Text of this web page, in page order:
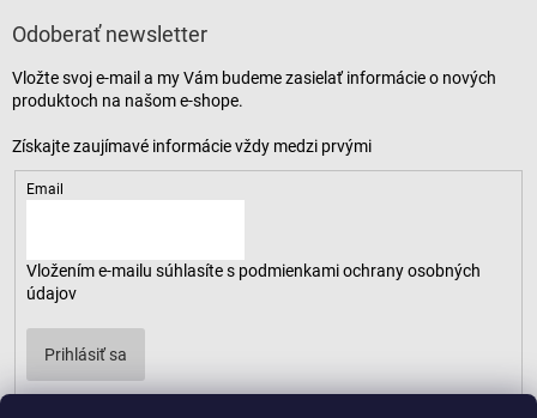
Odoberať newsletter
Vložte svoj e-mail a my Vám budeme zasielať informácie o nových
produktoch na našom e-shope.
Email
Vložením e-mailu súhlasíte s podmienkami ochrany osobných
údajov
Prihlásiť sa